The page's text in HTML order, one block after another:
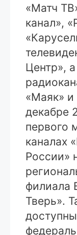
«Матч
канал»,
Центр»,
«Маяк» и
декабре
первого
каналах
России»
филиала
Тверь».